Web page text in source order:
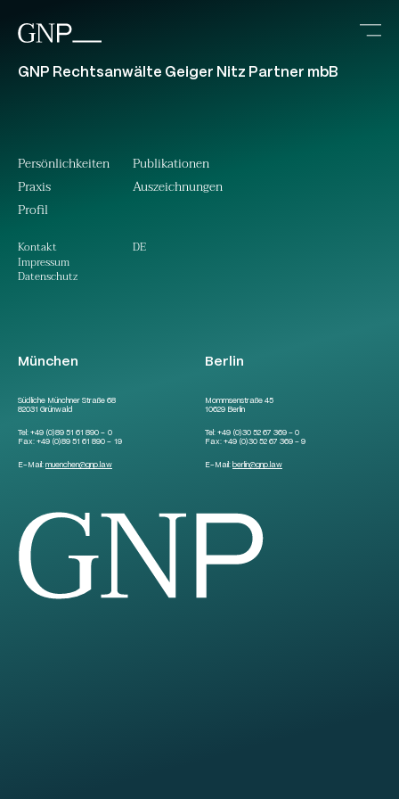
GNP Rechtsanwälte Geiger Nitz Partner mbB
München
Südliche Münchner Straße 68
82031 Grünwald
Tel:+49 (0)89 51 61 890 – 0
Fax:+49 (0)89 51 61 890 – 19
E-Mail:muenchen@gnp.law
Berlin
Mommsenstraße 45
10629 Berlin
Tel: +49 (0)30 52 67 369 – 0
Fax: +49 (0)30 52 67 369 – 9
E-Mail: berlin@gnp.law
Persönlichkeiten
Praxis
Profil
Kontakt
Impressum
Datenschutz
Publikationen
Auszeichnungen
DE